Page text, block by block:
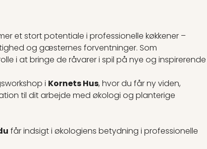
et stort potentiale i professionelle køkkener –
og gæsternes forventninger. Som
i at bringe de råvarer i spil på nye og inspirerende
i Kornets Hus, hvor du får ny viden,
til dit arbejde med økologi og planterige
får indsigt i økologiens betydning i professionelle